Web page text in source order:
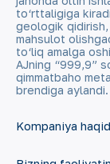
to‘rttaligiga
geologik
mahsulot
to‘liq amalga
AJning “999,9”
qimmatbaho
brendiga aylandi.
Kompaniya